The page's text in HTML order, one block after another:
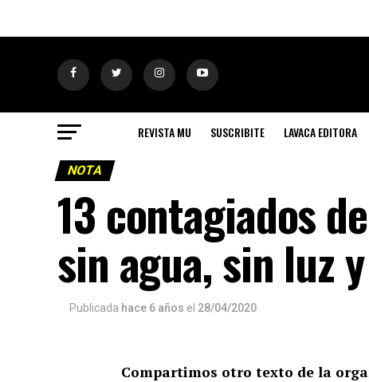
REVISTA MU SUSCRIBITE LAVACA EDITORA
NOTA
13 contagiados
sin agua, sin luz
Publicada hace 6 años el 28/04/2020
Compartimos otro texto de la